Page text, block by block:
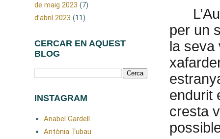
per un
la seva
endurit
cresta
de maig 2023 (7)
d’abril 2023 (11)
CERCAR EN AQUEST
BLOG
INSTAGRAM
Anabel Gardell
Antònia Tubau